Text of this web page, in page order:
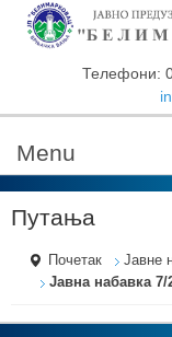
Телефони:
Menu
Путања
Почетак
Јавне
Јавна набавка